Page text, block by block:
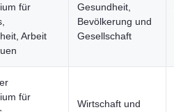
für
Arbeit
Gesundheit,
Bevölkerung und
Gesellschaft
für
Wirtschaft und